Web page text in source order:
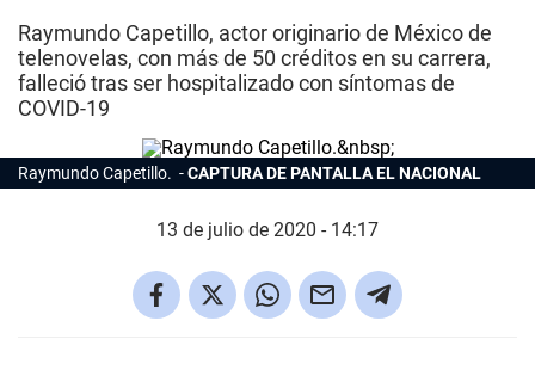
Raymundo Capetillo, actor originario de México de
telenovelas, con más de 50 créditos en su carrera,
falleció tras ser hospitalizado con síntomas de
COVID-19
Raymundo Capetillo. CAPTURA DE PANTALLA EL NACIONAL
13 de julio de 2020 - 14:17